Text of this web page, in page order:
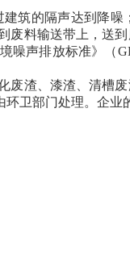
筑的隔声达到降
料输送带上，送
声排放标准》（
渣、漆渣、清槽
卫部门处理。企业